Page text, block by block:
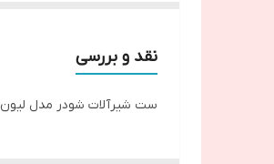
نقد و بررسی
ست شیرآلات شودر مدل لیون